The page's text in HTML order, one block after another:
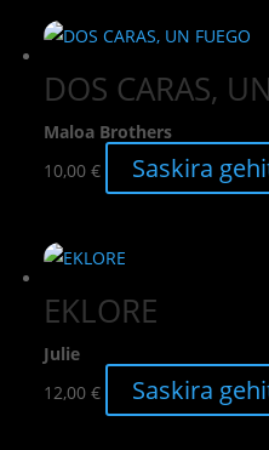
DOS CARAS,
Maloa Brothers
10,00€ Saskira
EKLORE
Julie
12,00€ Saskira